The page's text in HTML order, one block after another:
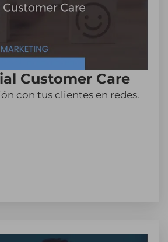
Customer Care
con tus clientes en redes.